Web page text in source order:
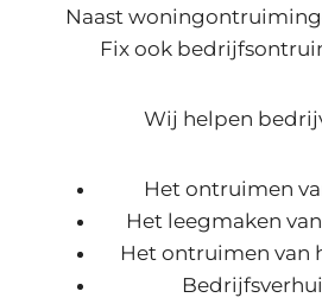
Naast
Fix ook
Wij helpen
Het ontruimen
Het leegmaken
Het ontruimen van